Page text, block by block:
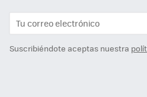
Suscribiéndote aceptas nuestra